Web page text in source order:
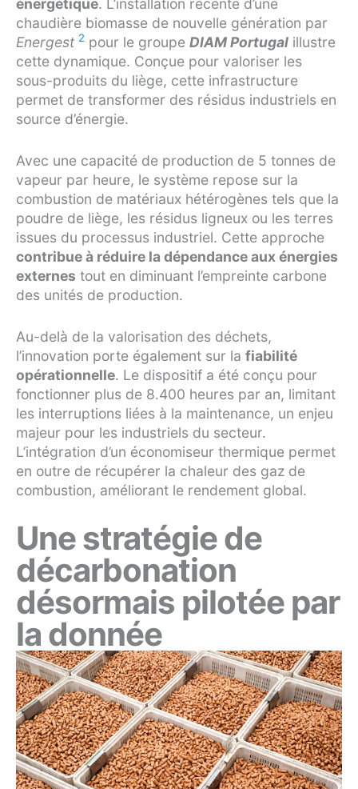
chaudière biomasse de nouvelle génération par
Energest 2 pour le groupe DIAM Portugal illustre
cette dynamique. Conçue pour valoriser les
sous-produits du liège, cette infrastructure
permet de transformer des résidus industriels en
source d’énergie.
Avec une capacité de production de 5 tonnes de
vapeur par heure, le système repose sur la
combustion de matériaux hétérogènes tels que la
poudre de liège, les résidus ligneux ou les terres
issues du processus industriel. Cette approche
contribue à réduire la dépendance aux énergies
externes tout en diminuant l’empreinte carbone
des unités de production.
Au-delà de la valorisation des déchets,
l’innovation porte également sur la fiabilité
opérationnelle. Le dispositif a été conçu pour
fonctionner plus de 8.400 heures par an, limitant
les interruptions liées à la maintenance, un enjeu
majeur pour les industriels du secteur.
L’intégration d’un économiseur thermique permet
en outre de récupérer la chaleur des gaz de
combustion, améliorant le rendement global.
Une stratégie de
décarbonation
désormais pilotée par
la donnée